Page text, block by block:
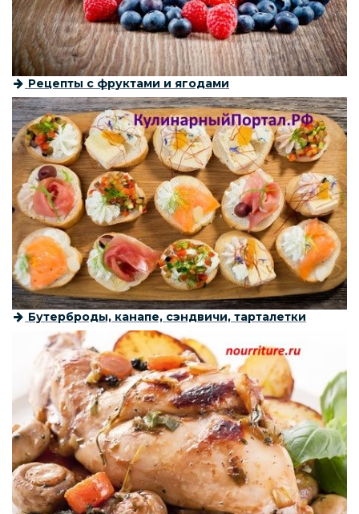
Рецепты с фруктами и ягодами
Бутерброды, канапе, сэндвичи, тарталетки